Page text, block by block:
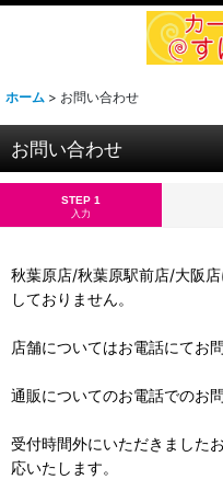
ホーム > お問い合わせ
お問い合わせ
STEP 1
入力
秋葉原店/秋葉原駅前店/大阪
しておりません。
店舗についてはお電話にてお
通販についてのお電話でのお
受付時間外にいただきました
応いたします。